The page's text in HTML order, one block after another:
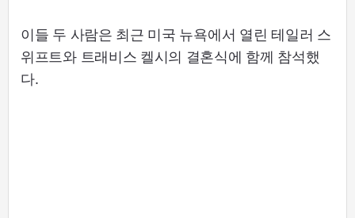
이들 두 사람은 최근 미국 뉴욕에서 열린 테일러 스
위프트와 트래비스 켈시의 결혼식에 함께 참석했
다.